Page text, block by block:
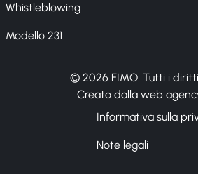
Whistleblowing
Modello 231
© 2026 FIMO. Tutti i
Creato dalla web
Informativa sulla
Note legali